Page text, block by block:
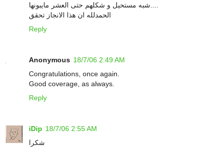
الحمدلله ان هذا الانجاز تحقق
Reply
Anonymous 18/7/06 2:49 AM
Congratulations, once again.
Good coverage, as always.
Reply
iDip 18/7/06 2:55 AM
شكرا